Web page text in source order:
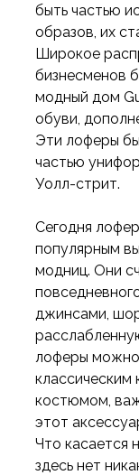
быть частью
образов, их
Широкое
бизнесменов
модный дом
обуви,
Эти лоферы
частью
Уолл-стрит.
Сегодня
популярным
модниц. Они
джинсами,
лоферы можно
костюмом,
этот
Что касается
здесь нет